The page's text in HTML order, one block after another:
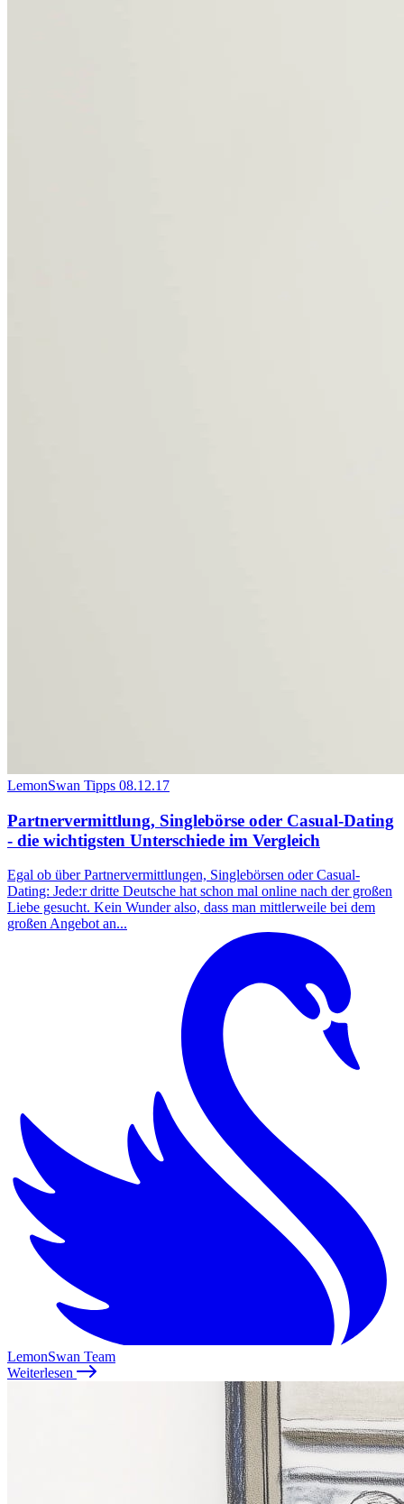
LemonSwan Tipps 08.12.17
Partnervermittlung, Singlebörse oder Casual-Dating
- die wichtigsten Unterschiede im Vergleich
Egal ob über Partnervermittlungen, Singlebörsen oder Casual-
Dating: Jede:r dritte Deutsche hat schon mal online nach der großen
Liebe gesucht. Kein Wunder also, dass man mittlerweile bei dem
großen Angebot an...
LemonSwan Team
Weiterlesen